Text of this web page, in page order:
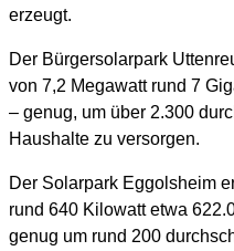
erzeugt.
Der Bürgersolarpark
von 7,2 Megawatt rund 7
– genug, um über 2.300
Haushalte zu versorgen.
Der Solarpark Eggolsheim
rund 640 Kilowatt etwa
genug um rund 200